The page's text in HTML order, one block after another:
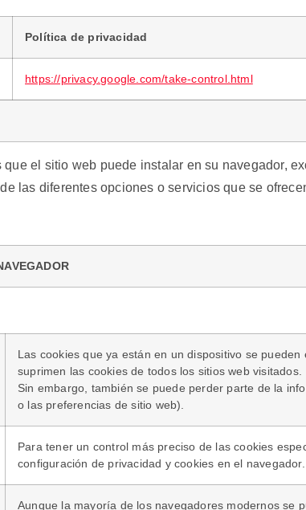
Política de privacidad
https://privacy.google.com/take-control.html
el sitio web puede instalar en su navegador,
las diferentes opciones o servicios que se
Las cookies que ya están en un dispositivo se
suprimen las cookies de todos los sitios web visitados.
Sin embargo, también se puede perder parte de la
o las preferencias de sitio web).
Para tener un control más preciso de las cookies
configuración de privacidad y cookies en el navegador.
Aunque la mayoría de los navegadores modernos se